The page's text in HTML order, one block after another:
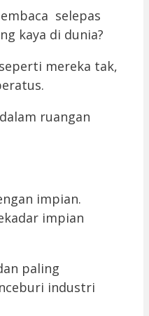
selepas
kaya di dunia?
mereka tak,
ruangan
impian.
impian
paling
industri